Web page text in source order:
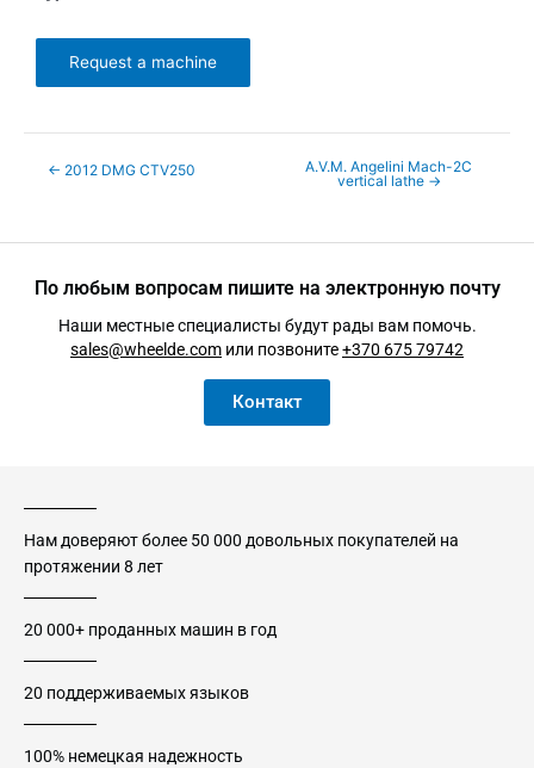
Request a machine
← 2012 DMG CTV250
A.V.M. Angelini Mach-2C
vertical lathe →
По любым вопросам пишите на электронную почту
Наши местные специалисты будут рады вам помочь.
sales@wheelde.com или позвоните+370 675 79742
Контакт
Нам доверяют более 50 000 довольных покупателей на
протяжении 8 лет
20 000+ проданных машин в год
20 поддерживаемых языков
100% немецкая надежность